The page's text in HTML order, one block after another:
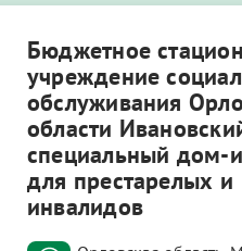
Бюджетное
учреждение
обслуживания
области
специальный дом-
для престарелых и
инвалидов